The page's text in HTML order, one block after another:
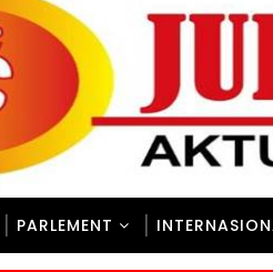
PARLEMENT